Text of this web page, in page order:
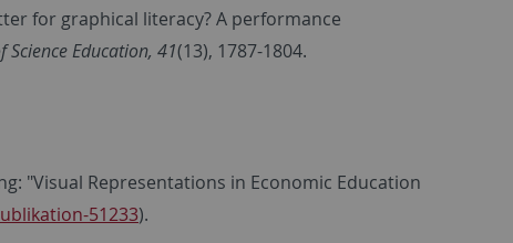
for graphical literacy? A performance
Education, 41(13), 1787-1804.
"Visual Representations in Economic Education
51233).